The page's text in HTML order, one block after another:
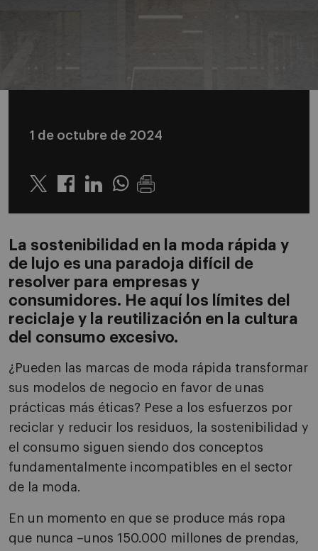
1 de octubre de 2024
Twitter LinkedinWhatsapp
La sostenibilidad en la moda rápida y
de lujo es una paradoja difícil de
resolver para empresas y
consumidores. He aquí los límites del
reciclaje y la reutilización en la cultura
del consumo excesivo.
¿Pueden las marcas de moda rápida transformar
sus modelos de negocio en favor de unas
prácticas más éticas? Pese a los esfuerzos por
reciclar y reducir los residuos, la sostenibilidad y
el consumo siguen siendo dos conceptos
fundamentalmente incompatibles en el sector
de la moda.
En un momento en que se produce más ropa
que nunca –unos 150.000 millones de prendas,